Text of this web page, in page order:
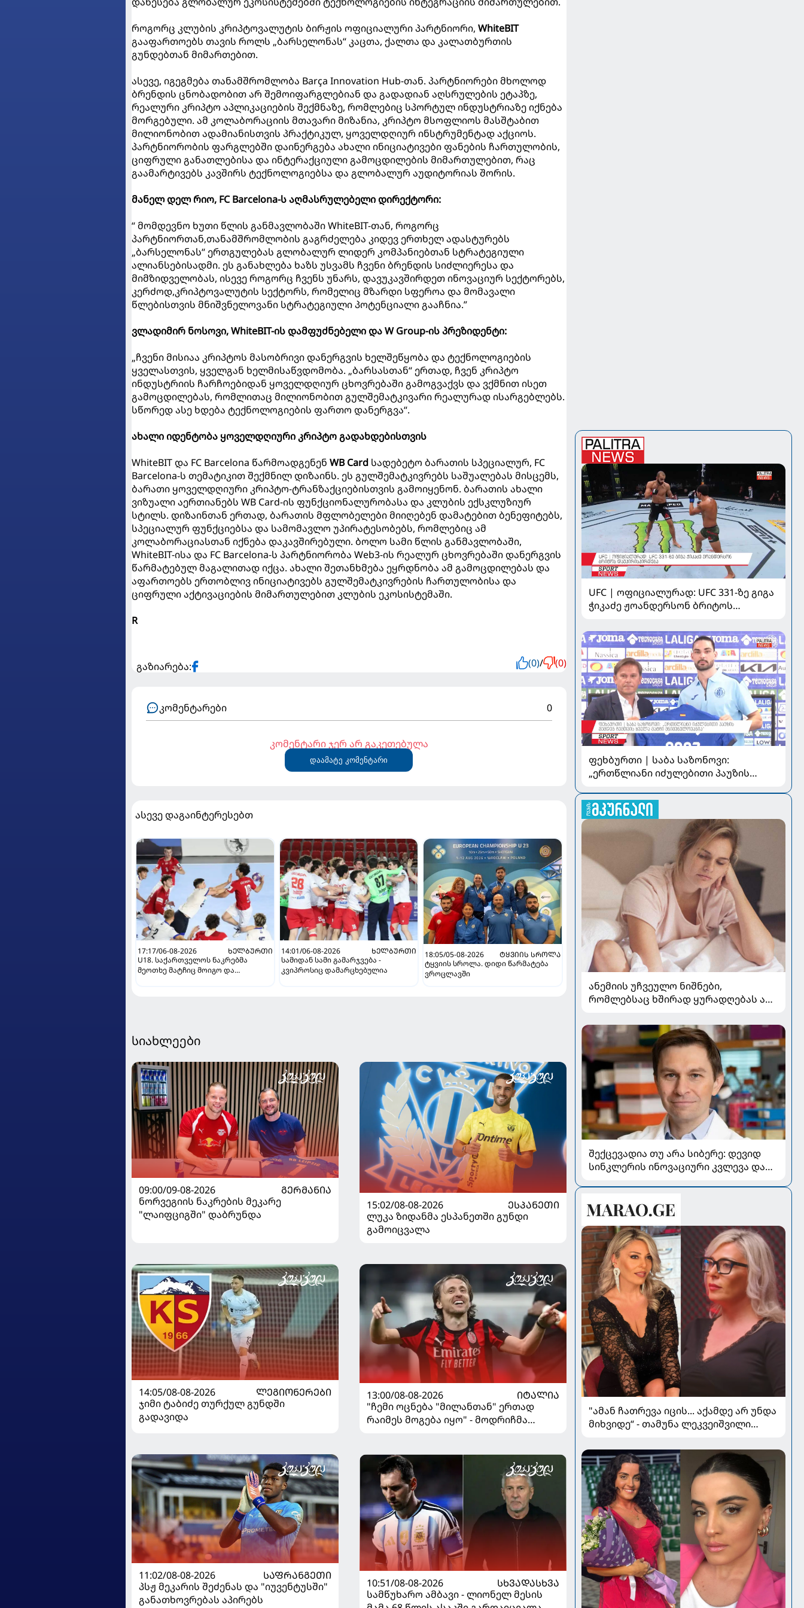
როგორც კლუბის კრიპტოვალუტის ბირჟის ოფიციალური პარტნიორი, WhiteBIT
გააფართოებს თავის როლს „ბარსელონას“ კაცთა, ქალთა და კალათბურთის
გუნდებთან მიმართებით.
ასევე, იგეგმება თანამშრომლობა Barça Innovation Hub-თან. პარტნიორები მხოლოდ
ბრენდის ცნობადობით არ შემოიფარგლებიან და გადადიან აღსრულების ეტაპზე,
რეალური კრიპტო აპლიკაციების შექმნაზე, რომლებიც სპორტულ ინდუსტრიაზე იქნება
მორგებული. ამ კოლაბორაციის მთავარი მიზანია, კრიპტო მსოფლიოს მასშტაბით
მილიონობით ადამიანისთვის პრაქტიკულ, ყოველდღიურ ინსტრუმენტად აქციოს.
პარტნიორობის ფარგლებში დაინერგება ახალი ინიციატივები ფანების ჩართულობის,
ციფრული განათლებისა და ინტერაქციული გამოცდილების მიმართულებით, რაც
გაამარტივებს კავშირს ტექნოლოგიებსა და გლობალურ აუდიტორიას შორის.
მანელ დელ რიო, FC Barcelona-ს აღმასრულებელი დირექტორი:
“ მომდევნო ხუთი წლის განმავლობაში WhiteBIT-თან, როგორც
პარტნიორთან,თანამშრომლობის გაგრძელება კიდევ ერთხელ ადასტურებს
„ბარსელონას“ ერთგულებას გლობალურ ლიდერ კომპანიებთან სტრატეგიული
ალიანსებისადმი. ეს განახლება ხაზს უსვამს ჩვენი ბრენდის სიძლიერესა და
მიმზიდველობას, ისევე როგორც ჩვენს უნარს, დავუკავშირდეთ ინოვაციურ სექტორებს,
კერძოდ,კრიპტოვალუტის სექტორს, რომელიც მზარდი სფეროა და მომავალი
წლებისთვის მნიშვნელოვანი სტრატეგიული პოტენციალი გააჩნია.”
ვლადიმირ ნოსოვი, WhiteBIT-ის დამფუძნებელი და W Group-ის პრეზიდენტი:
„ჩვენი მისიაა კრიპტოს მასობრივი დანერგვის ხელშეწყობა და ტექნოლოგიების
ყველასთვის, ყველგან ხელმისაწვდომობა. „ბარსასთან“ ერთად, ჩვენ კრიპტო
ინდუსტრიის ჩარჩოებიდან ყოველდღიურ ცხოვრებაში გამოგვაქვს და ვქმნით ისეთ
გამოცდილებას, რომლითაც მილიონობით გულშემატკივარი რეალურად ისარგებლებს.
სწორედ ასე ხდება ტექნოლოგიების ფართო დანერგვა“.
ახალი იდენტობა ყოველდღიური კრიპტო გადახდებისთვის
WhiteBIT და FC Barcelona წარმოადგენენ WB Card სადებეტო ბარათის სპეციალურ, FC
Barcelona-ს თემატიკით შექმნილ დიზაინს. ეს გულშემატკივრებს საშუალებას მისცემს,
ბარათი ყოველდღიური კრიპტო-ტრანზაქციებისთვის გამოიყენონ. ბარათის ახალი
ვიზუალი აერთიანებს WB Card-ის ფუნქციონალურობასა და კლუბის ექსკლუზიურ
სტილს. დიზაინთან ერთად, ბარათის მფლობელები მიიღებენ დამატებით ბენეფიტებს,
სპეციალურ ფუნქციებსა და სამომავლო უპირატესობებს, რომლებიც ამ
კოლაბორაციასთან იქნება დაკავშირებული. ბოლო სამი წლის განმავლობაში,
WhiteBIT-ისა და FC Barcelona-ს პარტნიორობა Web3-ის რეალურ ცხოვრებაში დანერგვის
წარმატებულ მაგალითად იქცა. ახალი შეთანხმება ეყრდნობა ამ გამოცდილებას და
აფართოებს ერთობლივ ინიციატივებს გულშემატკივრების ჩართულობისა და
ციფრული აქტივაციების მიმართულებით კლუბის ეკოსისტემაში.
R
გაზიარება: (0)/ (0)
კომენტარები 0
კომენტარი ჯერ არ გაკეთებულა
დაამატე კომენტარი
ასევე დაგაინტერესებთ
17:17/06-08-2026
ᲮᲔᲚᲑᲣᲠᲗᲘ
U18. საქართველოს ნაკრებმა
მეოთხე მატჩიც მოიგო და
14:01/06-08-2026
ᲮᲔᲚᲑᲣᲠᲗᲘ
სამიდან სამი გამარჯვება -
კვიპროსიც დამარცხებულია
18:05/05-08-2026
ᲢᲧᲕᲘᲘᲡ ᲡᲠᲝᲚᲐ
ტყვიის სროლა. დიდი წარმატება
ვროცლავში
სიახლეები
09:00/09-08-2026
ᲒᲔᲠᲛᲐᲜᲘᲐ
ნორვეგიის ნაკრების მეკარე
"ლაიფციგში" დაბრუნდა
15:02/08-08-2026
ᲔᲡᲞᲐᲜᲔᲗᲘ
ლუკა ზიდანმა ესპანეთში გუნდი
გამოიცვალა
14:05/08-08-2026
ᲚᲔᲒᲘᲝᲜᲔᲠᲔᲑᲘ
ჯიმი ტაბიძე თურქულ გუნდში
გადავიდა
13:00/08-08-2026
ᲘᲢᲐᲚᲘᲐ
"ჩემი ოცნება "მილანთან" ერთად
რაიმეს მოგება იყო" - მოდრიჩმა
11:02/08-08-2026
ᲡᲐᲤᲠᲐᲜᲒᲔᲗᲘ
პსჟ მეკარის შეძენას და "იუვენტუსში"
განათხოვრებას აპირებს
10:51/08-08-2026
ᲡᲮᲕᲐᲓᲐᲡᲮᲕᲐ
სამწუხარო ამბავი - ლიონელ მესის
UFC | ოფიციალურად: UFC 331-ზე გიგა
ჭიკაძე ჟოანდერსონ ბრიტოს
ფეხბურთი | საბა საზონოვი:
„ერთწლიანი იძულებითი პაუზის
მნიშვნელოვანია“
ანემიის უჩვეულო ნიშნები,
რომლებსაც ხშირად ყურადღებას არ
შექცევადია თუ არა სიბერე: დევიდ
სინკლერის ინოვაციური კვლევა და
"ამან ჩათრევა იცის... აქამდე არ უნდა
მიხვიდე“ - თამუნა ლეკვეიშვილი